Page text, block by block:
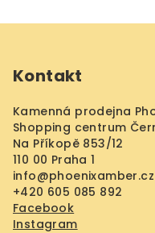
Kontakt
Kamenná prodejna
Shopping centrum
Na Příkopě 853/12
110 00 Praha 1
info@phoenixamber.cz
+420 605 085 892
Facebook
Instagram